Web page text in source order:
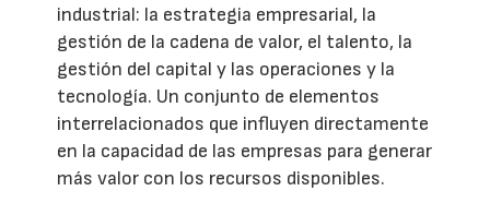
industrial: la estrategia empresarial, la
gestión de la cadena de valor, el talento, la
gestión del capital y las operaciones y la
tecnología. Un conjunto de elementos
interrelacionados que influyen directamente
en la capacidad de las empresas para generar
más valor con los recursos disponibles.